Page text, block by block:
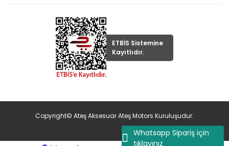
Whatsapp Sipariş için
tıklayınız
ETBİS Sistemine
Kayıtlıdır.
Copyright© Ateş Aksesuar Ateş Motors Kuruluşudur.